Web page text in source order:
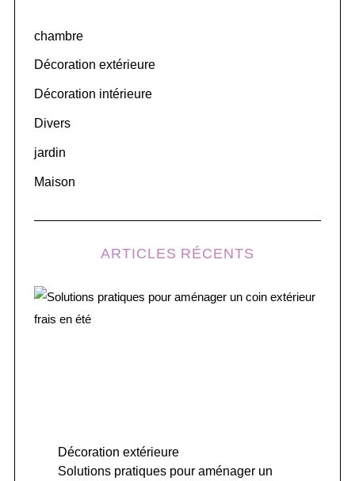
f
o
:
chambre
Décoration extérieure
Décoration intérieure
Divers
jardin
Maison
ARTICLES RÉCENTS
Décoration extérieure
Solutions pratiques pour aménager un